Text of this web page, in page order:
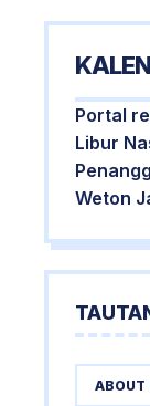
Portal
Libur
Weton
ABOUT